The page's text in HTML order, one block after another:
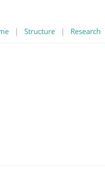
| Structure | Research